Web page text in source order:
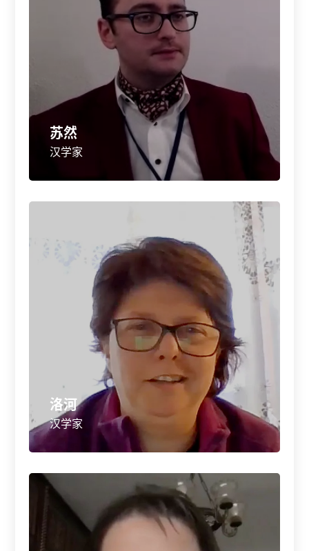
苏然
汉学家
洛河
汉学家